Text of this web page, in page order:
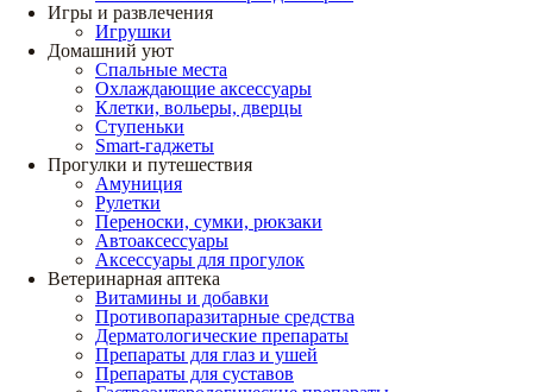
Игры и развлечения
Игрушки
Домашний уют
Спальные места
Охлаждающие аксессуары
Клетки, вольеры, дверцы
Ступеньки
Smart-гаджеты
Прогулки и путешествия
Амуниция
Рулетки
Переноски, сумки, рюкзаки
Автоаксессуары
Аксессуары для прогулок
Ветеринарная аптека
Витамины и добавки
Противопаразитарные средства
Дерматологические препараты
Препараты для глаз и ушей
Препараты для суставов